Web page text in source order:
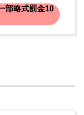
を把握した上
依頼者を逮捕
ました。逮捕の
事務所に電話で
見に向かうこと
部略式罰金10